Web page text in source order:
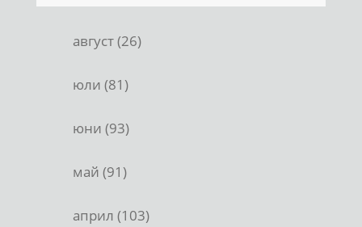
август (26)
юли (81)
юни (93)
май (91)
април (103)